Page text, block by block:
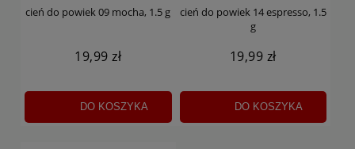
cień do powiek 09 mocha, 1.5 g
19,99 zł
DO KOSZYKA
cień do powiek 14 espresso, 1.5
g
19,99 zł
DO KOSZYKA